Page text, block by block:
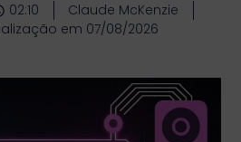
02:10
Claude McKenzie
em 07/08/2026